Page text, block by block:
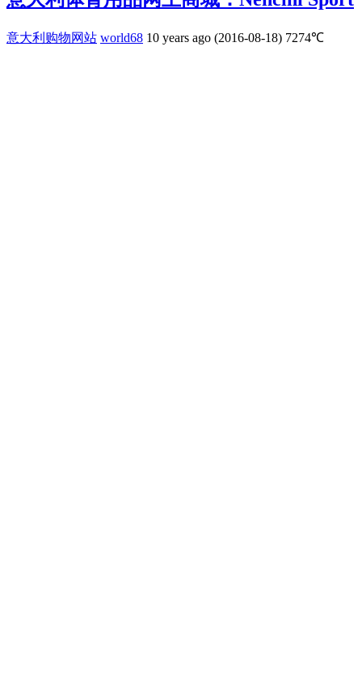
意大利购物网站 world68 10 years ago (2016-08-18) 7274℃